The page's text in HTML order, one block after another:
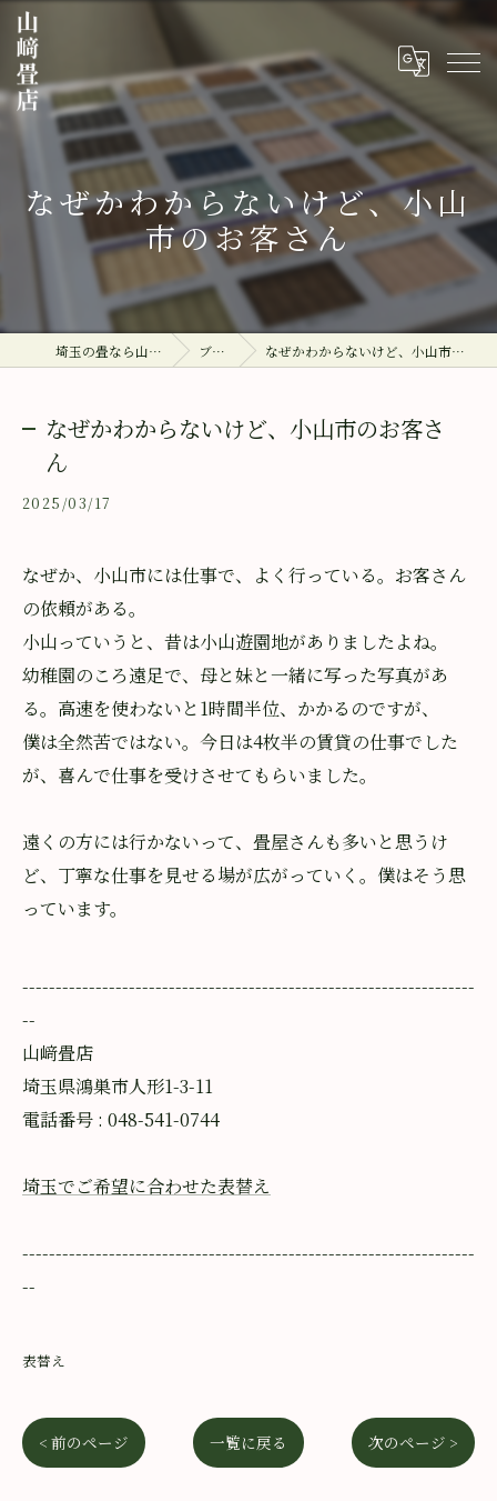
なぜかわからないけど、小山
市のお客さん
埼玉の畳なら山﨑畳店 ブログ なぜかわからないけど、小山市のお客さん
なぜかわからないけど、小山市のお客さ
ん
2025/03/17
なぜか、小山市には仕事で、よく行っている。お客さん
の依頼がある。
小山っていうと、昔は小山遊園地がありましたよね。
幼稚園のころ遠足で、母と妹と一緒に写った写真があ
る。高速を使わないと1時間半位、かかるのですが、
僕は全然苦ではない。今日は4枚半の賃貸の仕事でした
が、喜んで仕事を受けさせてもらいました。
遠くの方には行かないって、畳屋さんも多いと思うけ
ど、丁寧な仕事を見せる場が広がっていく。僕はそう思
っています。
--------------------------------------------------------------------
--
山﨑畳店
埼玉県鴻巣市人形1-3-11
電話番号 : 048-541-0744
埼玉でご希望に合わせた表替え
--------------------------------------------------------------------
--
表替え
< 前のページ 一覧に戻る 次のページ >